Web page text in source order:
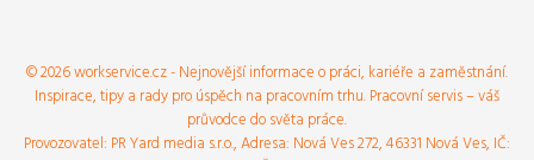
© 2026 workservice.cz - Nejnovější informace o práci, kariéře a zaměstnání.
Inspirace, tipy a rady pro úspěch na pracovním trhu. Pracovní servis – váš
průvodce do světa práce.
Provozovatel: PR Yard media s.r.o., Adresa: Nová Ves 272, 46331 Nová Ves, IČ: